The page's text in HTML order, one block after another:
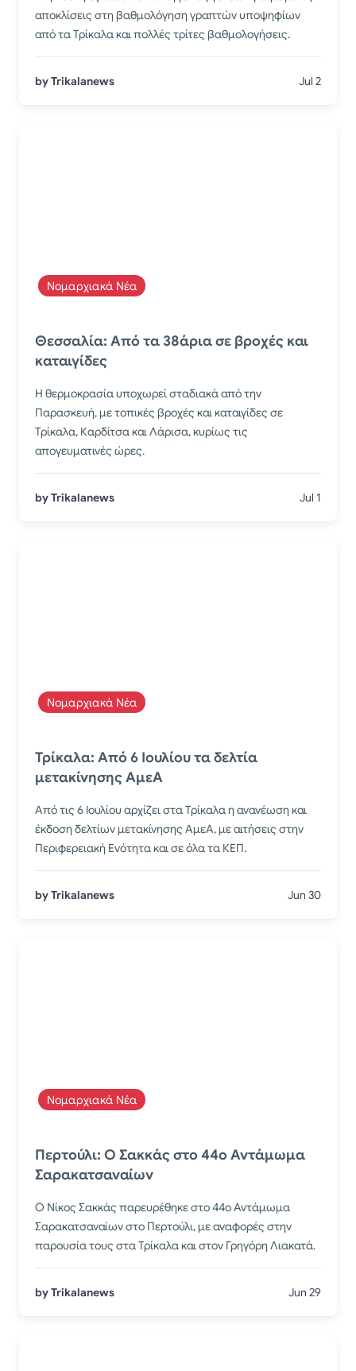
αποκλίσεις στη βαθμολόγηση γραπτών υποψηφίων
από τα Τρίκαλα και πολλές τρίτες βαθμολογήσεις.
by Trikalanews Jul 2
Νομαρχιακά Νέα
Θεσσαλία: Από τα 38άρια σε βροχές και
καταιγίδες
Η θερμοκρασία υποχωρεί σταδιακά από την
Παρασκευή, με τοπικές βροχές και καταιγίδες σε
Τρίκαλα, Καρδίτσα και Λάρισα, κυρίως τις
απογευματινές ώρες.
by Trikalanews Jul 1
Νομαρχιακά Νέα
Τρίκαλα: Από 6 Ιουλίου τα δελτία
μετακίνησης ΑμεΑ
Από τις 6 Ιουλίου αρχίζει στα Τρίκαλα η ανανέωση και
έκδοση δελτίων μετακίνησης ΑμεΑ, με αιτήσεις στην
Περιφερειακή Ενότητα και σε όλα τα ΚΕΠ.
by Trikalanews Jun 30
Νομαρχιακά Νέα
Περτούλι: Ο Σακκάς στο 44ο Αντάμωμα
Σαρακατσαναίων
Ο Νίκος Σακκάς παρευρέθηκε στο 44ο Αντάμωμα
Σαρακατσαναίων στο Περτούλι, με αναφορές στην
παρουσία τους στα Τρίκαλα και στον Γρηγόρη Λιακατά.
by Trikalanews Jun 29